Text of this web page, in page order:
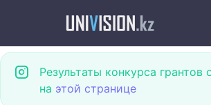
Результаты конкурса грантов
на этой странице